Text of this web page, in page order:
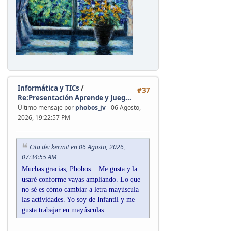
#37
Informática y TICs /
Re:Presentación Aprende y Jueg...
Último mensaje por phobos_jv- 06 Agosto,
2026, 19:22:57 PM
Cita de: kermit en 06 Agosto, 2026,
07:34:55 AM
Muchas gracias, Phobos... Me gusta y la
usaré conforme vayas ampliando. Lo que
no sé es cómo cambiar a letra mayúscula
las actividades. Yo soy de Infantil y me
gusta trabajar en mayúsculas.